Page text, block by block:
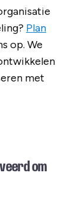
Plan
op. We
met
om